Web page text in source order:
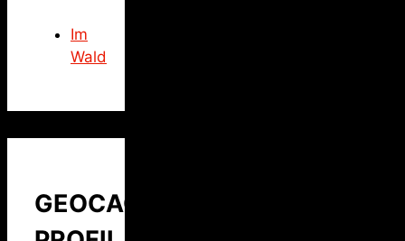
Im
Wald
GEOCACHING